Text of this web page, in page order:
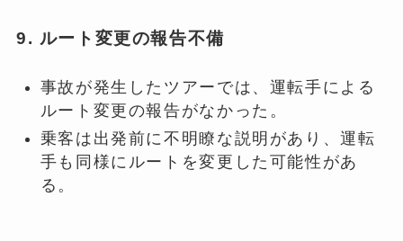
9. ルート変更の報告不備
事故が発生したツアーでは、運転手による
ルート変更の報告がなかった。
乗客は出発前に不明瞭な説明があり、運転
手も同様にルートを変更した可能性があ
る。